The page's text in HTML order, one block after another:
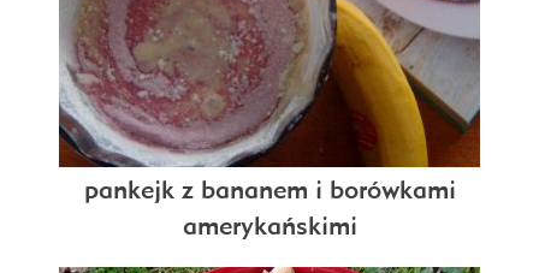
pankejk z bananem i borówkami
amerykańskimi